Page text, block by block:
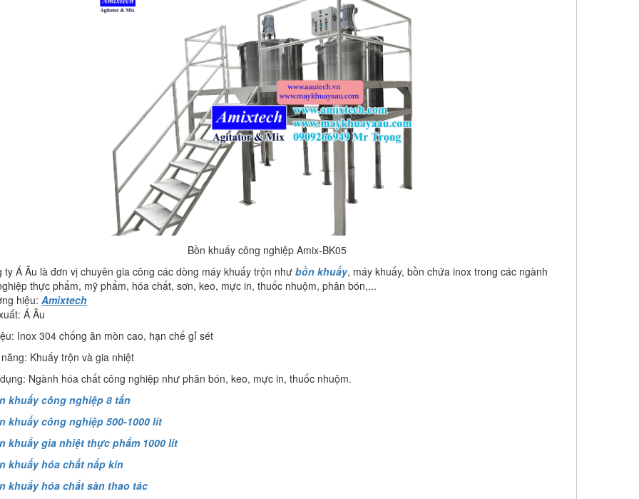
Bồn khuấy công nghiệp Amix-BK05
ty Á Âu là đơn vị chuyên gia công các dòng máy khuấy trộn như bồn khuấy, máy khuấy, bồn chứa inox trong các ngành
thực phẩm, mỹ phẩm, hóa chất, sơn, keo, mực in, thuốc nhuộm, phân bón,...
hiệu: Amixtech
Á Âu
Inox 304 chống ăn mòn cao, hạn chế gỉ sét
Khuấy trộn và gia nhiệt
Ngành hóa chất công nghiệp như phân bón, keo, mực in, thuốc nhuộm.
khuấy công nghiệp 8 tấn
khuấy công nghiệp 500-1000 lít
khuấy gia nhiệt thực phẩm 1000 lít
khuấy hóa chất nắp kín
khuấy hóa chất sàn thao tác